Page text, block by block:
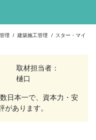
理 / 建築施工管理 / スター・マイ
取材担当者：
樋口
日本一で、資本力・安
があります。